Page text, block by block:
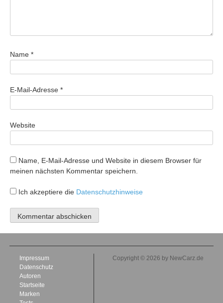
Name *
E-Mail-Adresse *
Website
Name, E-Mail-Adresse und Website in diesem Browser für
meinen nächsten Kommentar speichern.
Ich akzeptiere die Datenschutzhinweise
Impressum
Datenschutz
Autoren
Startseite
Marken
Copyright © 2026 by NewCarz.de